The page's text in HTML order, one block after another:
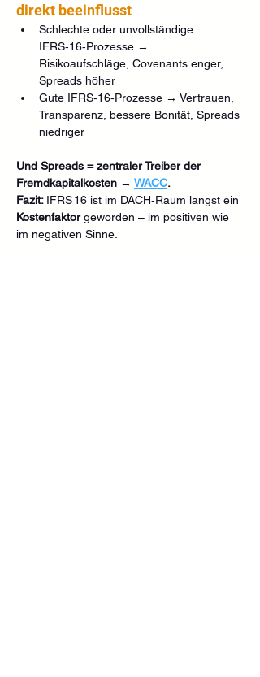
direkt beeinflusst
Schlechte oder unvollständige
IFRS‑16‑Prozesse →
Risikoaufschläge, Covenants enger,
Spreads höher
Gute IFRS‑16‑Prozesse → Vertrauen,
Transparenz, bessere Bonität, Spreads
niedriger
Und Spreads = zentraler Treiber der
Fremdkapitalkosten → WACC.
Fazit: IFRS 16 ist im DACH‑Raum längst ein
Kostenfaktor geworden – im positiven wie
im negativen Sinne.